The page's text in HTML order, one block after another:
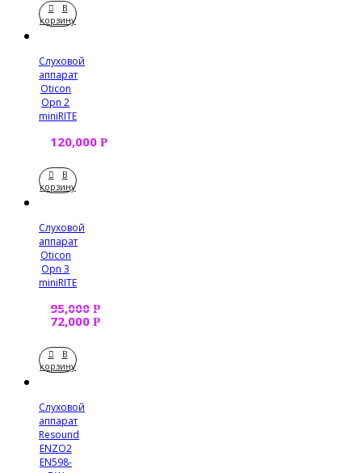
В
корзину
Слуховой
аппарат
Oticon
Opn 2
miniRITE
120,000 Р
В
корзину
Слуховой
аппарат
Oticon
Opn 3
miniRITE
95,000 Р
72,000 Р
В
корзину
Слуховой
аппарат
Resound
ENZO2
EN598-